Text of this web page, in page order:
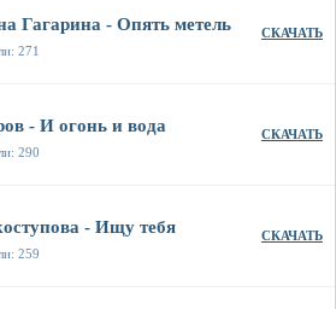
Гагарина - Опять метель
271
СКАЧАТЬ
- И огонь и вода
290
СКАЧАТЬ
- Ищу тебя
259
СКАЧАТЬ